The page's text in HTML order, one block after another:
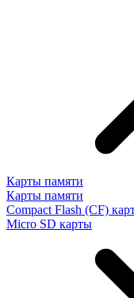
Карты памяти
Карты памяти
Compact Flash (CF)
Micro SD карты